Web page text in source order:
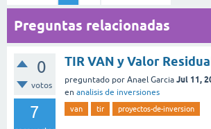
Preguntas relacionadas
0
votos
7
TIR VAN y Valor
preguntado por Anael Garcia Jul 11,
en analisis de inversiones
van tir proyectos-de-inversion